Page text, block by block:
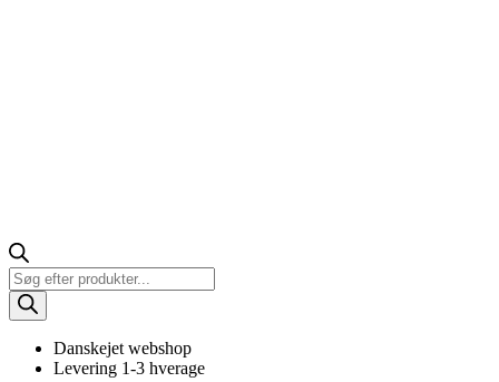
Products
search
Danskejet webshop
Levering 1-3 hverage